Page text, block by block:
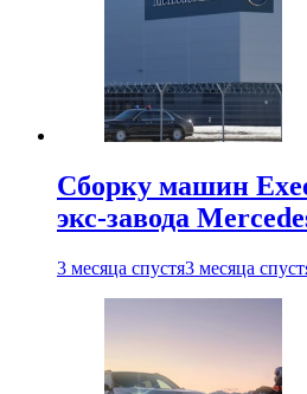
Сборку машин
экс-завода
3 месяца спустя3 месяца